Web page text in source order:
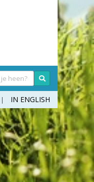
IN ENGLISH